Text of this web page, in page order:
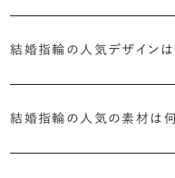
ングリング）やWedding Band
る」意味があるとされる左手
結婚指輪の人気デザインは
結婚指輪の人気の素材は